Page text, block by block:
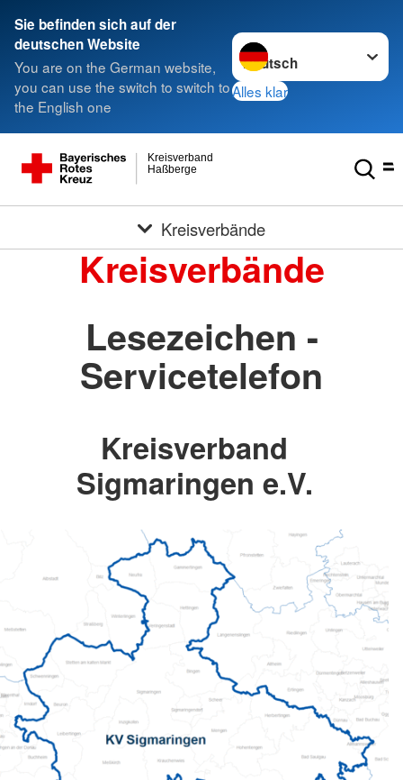
Sie befinden sich auf der
deutschen Website
You are on the German website,
you can use the switch to switch to
the English one
Sprache wechseln zu
Alles klar
Haßberge
Kreisverband
Kreisverbände
Kreisverbände
Lesezeichen -
Servicetelefon
Kreisverband
Sigmaringen e.V.